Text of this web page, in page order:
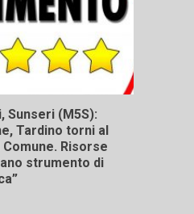
Sunseri (M5S):
Tardino torni al
Risorse
strumento di